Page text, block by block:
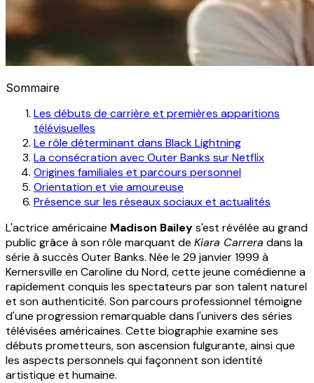
Sommaire
Les débuts de carrière et premières apparitions
télévisuelles
Le rôle déterminant dans Black Lightning
La consécration avec Outer Banks sur Netflix
Origines familiales et parcours personnel
Orientation et vie amoureuse
Présence sur les réseaux sociaux et actualités
L'actrice américaine Madison Baileys'est révélée au grand
public grâce à son rôle marquant de Kiara Carrera dans la
série à succès Outer Banks. Née le 29 janvier 1999 à
Kernersville en Caroline du Nord, cette jeune comédienne a
rapidement conquis les spectateurs par son talent naturel
et son authenticité. Son parcours professionnel témoigne
d'une progression remarquable dans l'univers des séries
télévisées américaines. Cette biographie examine ses
débuts prometteurs, son ascension fulgurante, ainsi que
les aspects personnels qui façonnent son identité
artistique et humaine.